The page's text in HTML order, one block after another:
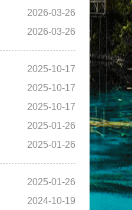
2026-03-26
2026-03-26
2025-10-17
2025-10-17
2025-10-17
2025-01-26
2025-01-26
2025-01-26
2024-10-19